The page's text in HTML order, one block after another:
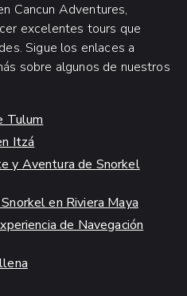
Cancun Adventures,
excelentes tours que
Sigue los enlaces a
sobre algunos de nuestros
Tulum
Itzá
y Aventura de Snorkel
en Riviera Maya
de Navegación